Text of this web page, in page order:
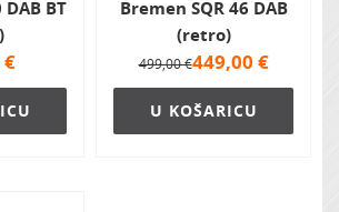
BT
€
Bremen SQR 46 DAB
(retro)
499,00 €449,00 €
U KOŠARICU